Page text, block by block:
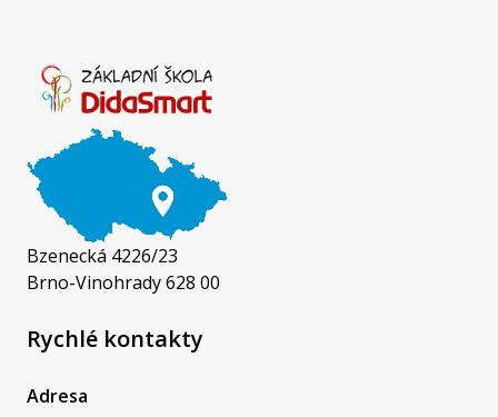
Bzenecká 4226/23
Brno-Vinohrady 628 00
Rychlé kontakty
Adresa